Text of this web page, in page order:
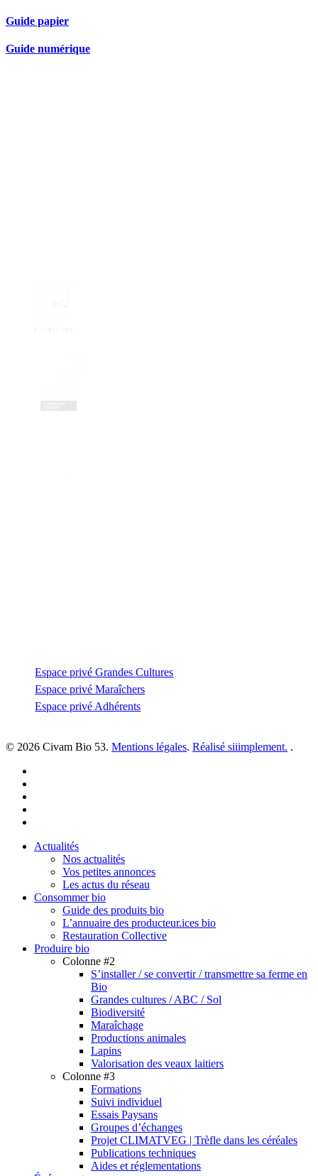
Guide papier
Guide numérique
Espace privé Grandes Cultures
Espace privé Maraîchers
Espace privé Adhérents
© 2026 Civam Bio 53. Mentions légales. Réalisé siiimplement. .
Close
Actualités
Nos actualités
Vos petites annonces
Les actus du réseau
Consommer bio
Guide des produits bio
L’annuaire des producteur.ices bio
Restauration Collective
Produire bio
Colonne #2
S’installer / se convertir / transmettre sa ferme en
Bio
Grandes cultures / ABC / Sol
Biodiversité
Maraîchage
Productions animales
Lapins
Valorisation des veaux laitiers
Colonne #3
Formations
Suivi individuel
Essais Paysans
Groupes d’échanges
Projet CLIMATVEG | Trèfle dans les céréales
Publications techniques
Aides et réglementations